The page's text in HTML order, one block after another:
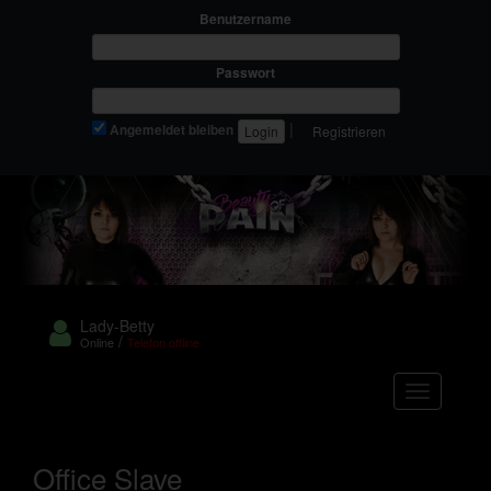
Benutzername
Passwort
Angemeldet bleiben Registrieren
Lady-Betty
Online /Telefon offline
Office Slave